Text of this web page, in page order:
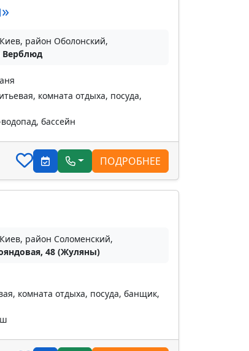
район Оболонский,
Верблюд
комната отдыха, посуда,
бассейн
ПОДРОБНЕЕ
район Соломенский,
48 (Жуляны)
комната отдыха, посуда, банщик,